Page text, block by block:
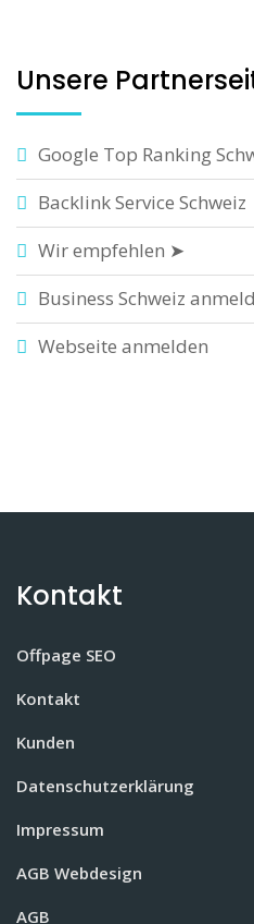
Unsere
Google Top Ranking
Backlink Service Schweiz
Wir empfehlen ➤
Business Schweiz
Webseite anmelden
Kontakt
Offpage SEO
Kontakt
Kunden
Datenschutzerklärung
Impressum
AGB Webdesign
AGB